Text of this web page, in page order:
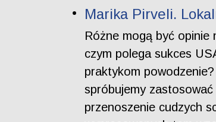
Marika Pirveli.
Różne mogą być
czym polega sukces
praktykom
spróbujemy
przenoszenie cudzych